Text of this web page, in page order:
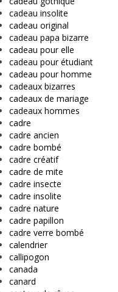
cadeau insolite
cadeau original
cadeau papa bizarre
cadeau pour elle
cadeau pour étudiant
cadeau pour homme
cadeaux bizarres
cadeaux de mariage
cadeaux hommes
cadre
cadre ancien
cadre bombé
cadre créatif
cadre de mite
cadre insecte
cadre insolite
cadre nature
cadre papillon
cadre verre bombé
calendrier
callipogon
canada
canard